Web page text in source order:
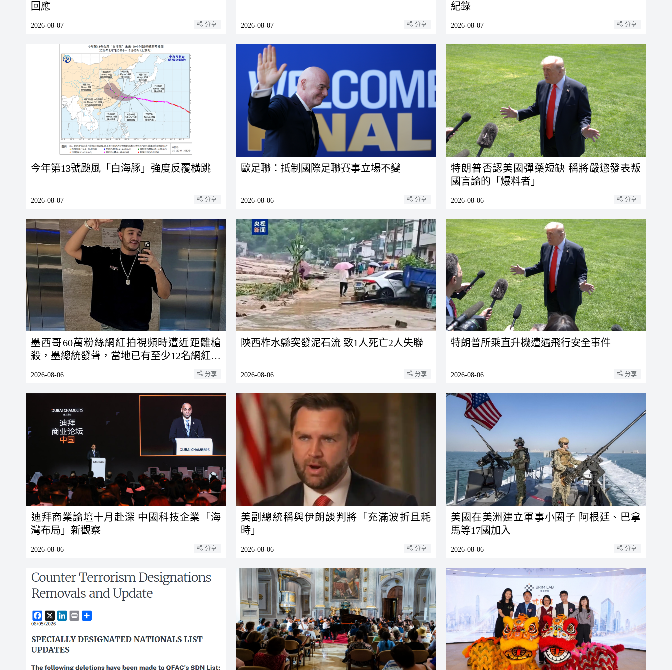
回應
2026-08-07 分享 2026-08-07 分享
紀錄
2026-08-07 分享
今年第13號颱風「白海豚」強度反覆橫跳
2026-08-07 分享
歐足聯：抵制國際足聯賽事立場不變
2026-08-06 分享
特朗普否認美國彈藥短缺 稱將嚴懲發表叛
國言論的「爆料者」
2026-08-06 分享
墨西哥60萬粉絲網紅拍視頻時遭近距離槍
殺，墨總統發聲，當地已有至少12名網紅遇
2026-08-06 分享
陝西柞水縣突發泥石流 致1人死亡2人失聯
2026-08-06 分享
特朗普所乘直升機遭遇飛行安全事件
2026-08-06 分享
​迪拜商業論壇十月赴深 中國科技企業「海
灣布局」新觀察
2026-08-06 分享
美副總統稱與伊朗談判將「充滿波折且耗
時」
2026-08-06 分享
美國在美洲建立軍事小圈子 阿根廷、巴拿
馬等17國加入
2026-08-06 分享